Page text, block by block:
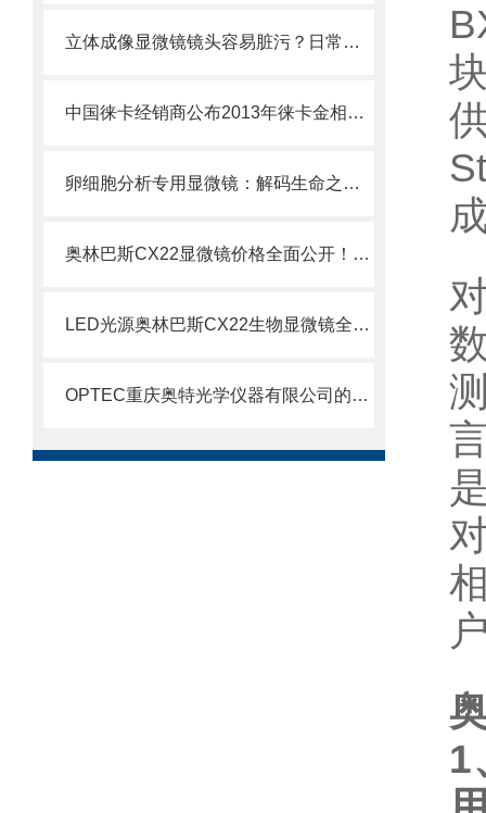
立体成像显微镜镜头容易脏污？日常清洁与保养规范
中国徕卡经销商公布2013年徕卡金相显微镜价格表
卵细胞分析专用显微镜：解码生命之源的精密仪器
奥林巴斯CX22显微镜价格全面公开！！一律6折出售
LED光源奥林巴斯CX22生物显微镜全面问市
OPTEC重庆奥特光学仪器有限公司的公司简介B203生物显微镜
1